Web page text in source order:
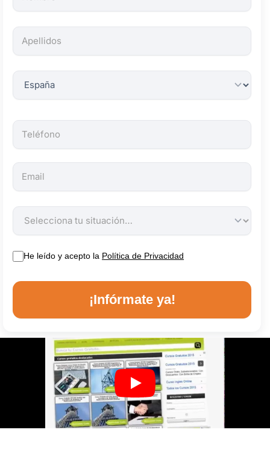
son
obligatorios.
He leído y acepto la Política de Privacidad
¡Infórmate ya!